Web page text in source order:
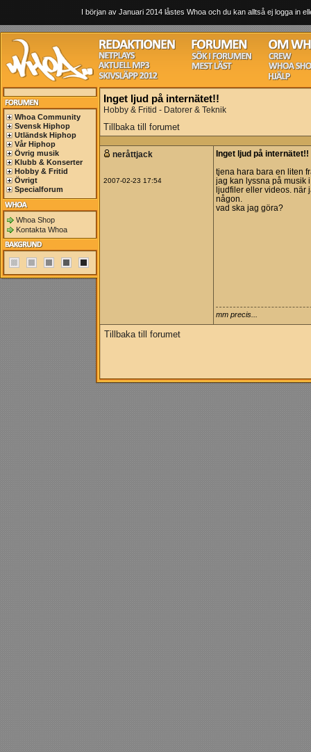
I början av Januari 2014 låstes Whoa och du kan alltså ej logga in
Whoa Community
Svensk Hiphop
Utländsk Hiphop
Vår Hiphop
Övrig musik
Klubb & Konserter
Hobby & Fritid
Övrigt
Specialforum
Whoa Shop
Kontakta Whoa
Inget ljud på internätet!!
Hobby & Fritid - Datorer & Teknik
Tillbaka till forumet
neråttjack
2007-02-23 17:54
Inget ljud på internätet!!
tjena hara bara en liten
jag kan lyssna på musik
ljudfiler eller videos. när
någon.
vad ska jag göra?
mm precis...
Tillbaka till forumet